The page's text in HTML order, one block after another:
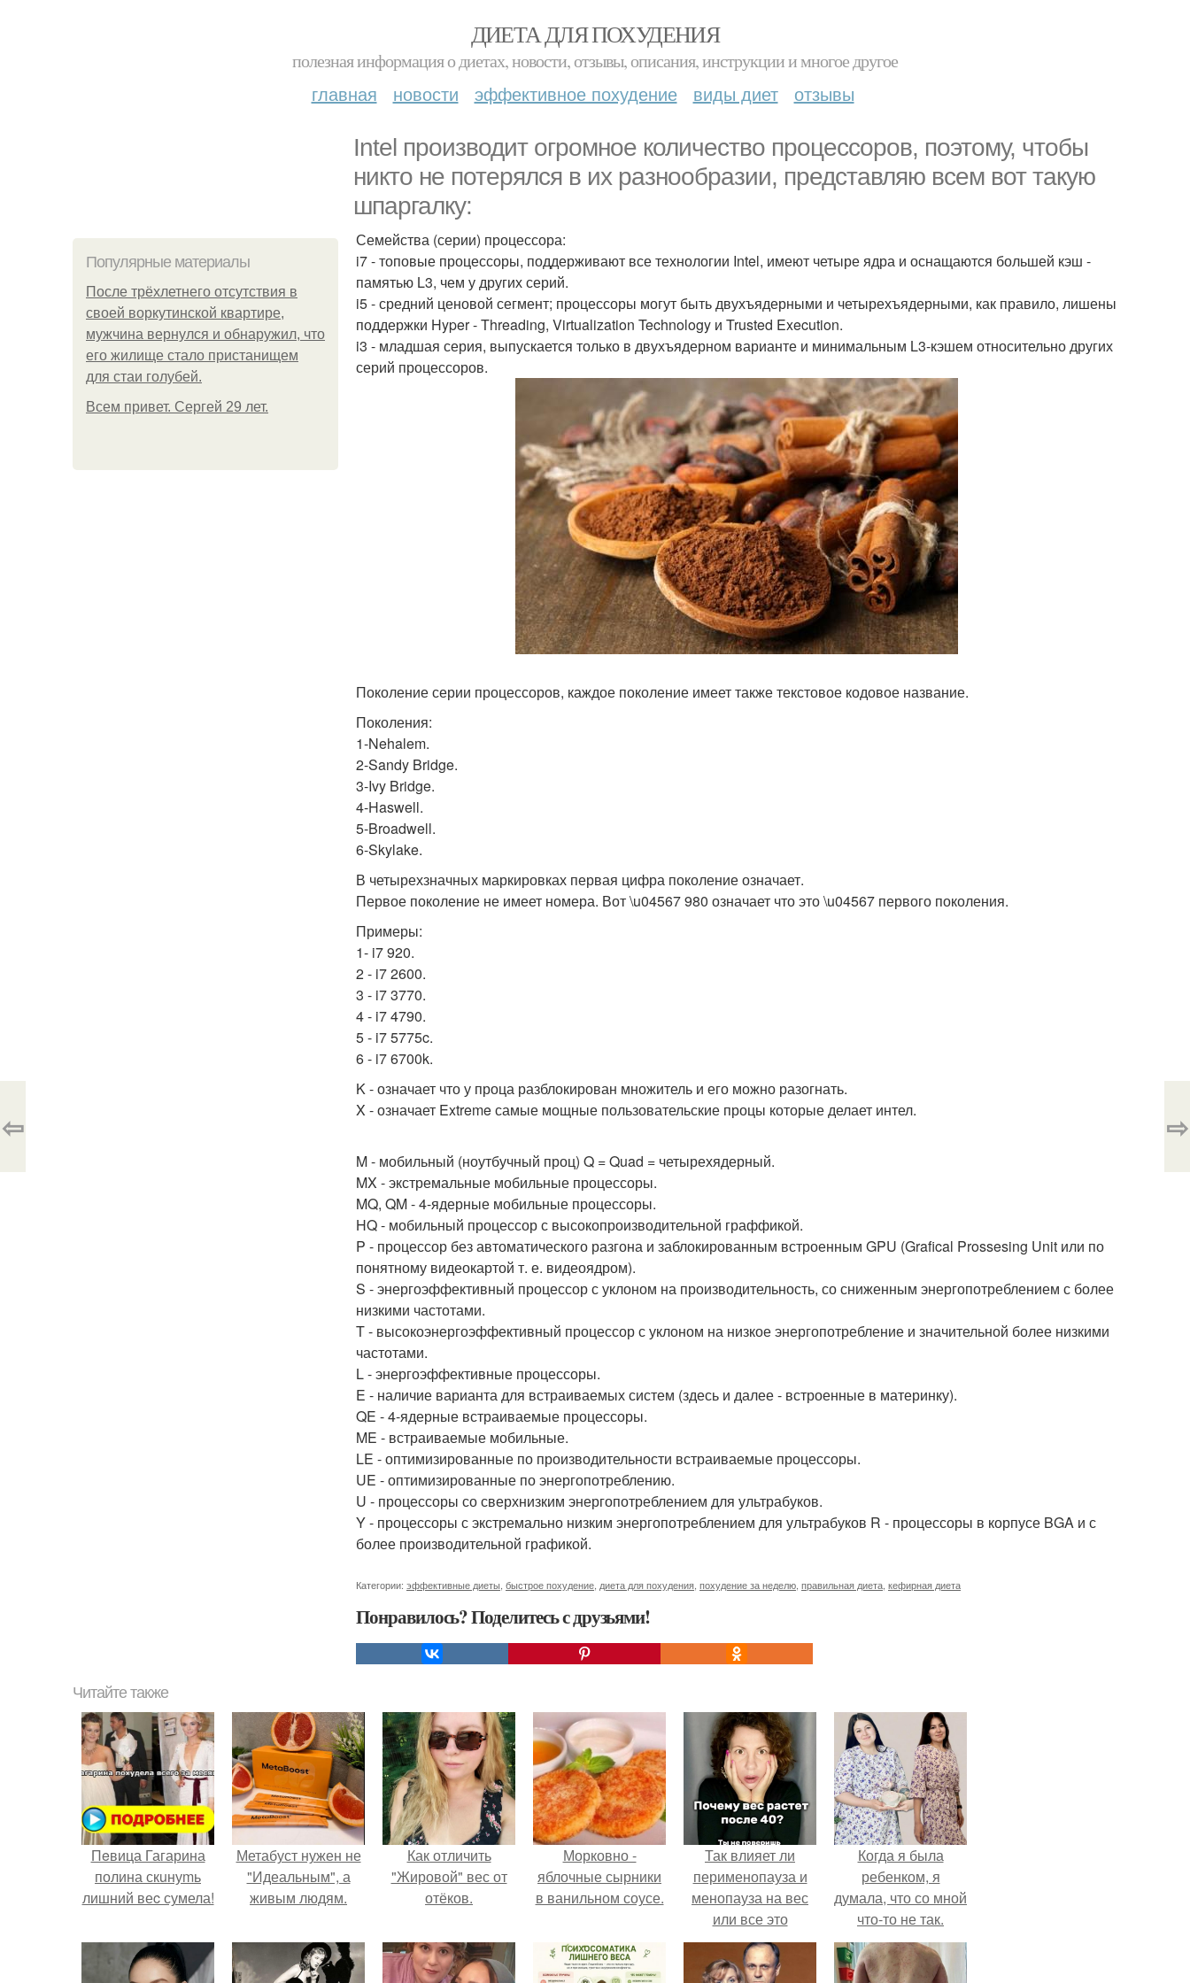
ДИЕТА ДЛЯ ПОХУДЕНИЯ
полезная информация о диетах, новости, отзывы, описания, инструкции и многое другое
главная новости эффективное похудение виды диет отзывы
Intel производит огромное количество процессоров, поэтому, чтобы
никто не потерялся в их разнообразии, представляю всем вот такую
шпаргалку:
Популярные материалы
После трёхлетнего отсутствия в
своей воркутинской квартире,
мужчина вернулся и обнаружил, что
его жилище стало пристанищем
для стаи голубей.
Всем привет. Сергей 29 лет.
Семейства (серии) процессора:
i7 - топовые процессоры, поддерживают все технологии Intel, имеют четыре ядра и оснащаются большей кэш -
памятью L3, чем у других серий.
i5 - средний ценовой сегмент; процессоры могут быть двухъядерными и четырехъядерными, как правило, лишены
поддержки Hyper - Threading, Virtualization Technology и Trusted Execution.
i3 - младшая серия, выпускается только в двухъядерном варианте и минимальным L3-кэшем относительно других
серий процессоров.
Поколение серии процессоров, каждое поколение имеет также текстовое кодовое название.
Поколения:
1-Nehalem.
2-Sandy Bridge.
3-Ivy Bridge.
4-Haswell.
5-Broadwell.
6-Skylake.
В четырехзначных маркировках первая цифра поколение означает.
Первое поколение не имеет номера. Вот \u04567 980 означает что это \u04567 первого поколения.
Примеры:
1- i7 920.
2 - i7 2600.
3 - i7 3770.
4 - i7 4790.
5 - i7 5775c.
6 - i7 6700k.
K - означает что у проца разблокирован множитель и его можно разогнать.
X - означает Extreme самые мощные пользовательские процы которые делает интел.
M - мобильный (ноутбучный проц) Q = Quad = четырехядерный.
MX - экстремальные мобильные процессоры.
MQ, QM - 4-ядерные мобильные процессоры.
HQ - мобильный процессор с высокопроизводительной граффикой.
P - процессор без автоматического разгона и заблокированным встроенным GPU (Grafical Prossesing Unit или по
понятному видеокартой т. е. видеоядром).
S - энергоэффективный процессор с уклоном на производительность, со сниженным энергопотреблением с более
низкими частотами.
T - высокоэнергоэффективный процессор с уклоном на низкое энергопотребление и значительной более низкими
частотами.
L - энергоэффективные процессоры.
E - наличие варианта для встраиваемых систем (здесь и далее - встроенные в материнку).
QE - 4-ядерные встраиваемые процессоры.
ME - встраиваемые мобильные.
LE - оптимизированные по производительности встраиваемые процессоры.
UE - оптимизированные по энергопотреблению.
U - процессоры со сверхнизким энергопотреблением для ультрабуков.
Y - процессоры с экстремально низким энергопотреблением для ультрабуков R - процессоры в корпусе BGA и с
более производительной графикой.
Категории: эффективные диеты быстрое похудение диета для похудения похудение за неделю правильная диета кефирная диета
Понравилось? Поделитесь с друзьями!
⇦ ⇨
Читайте также
Пeвица Гагарина
полина скuнуmь
лишний веc сумела!
Метабуст нужен не
"Идеальным", а
живым людям.
Как отличить
"Жировой" вес от
отёков.
Морковно -
яблочные сырники
в ванильном соусе.
Так влияет ли
перименопауза и
менопауза на вес
или все это
ерунда?
Когда я была
ребенком, я
думала, что со мной
что-то не так.